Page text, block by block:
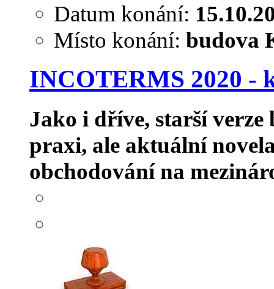
Datum konání:
Místo konání: budova
INCOTERMS 2020 -
Jako i dříve, starší
praxi, ale aktuální
obchodování na